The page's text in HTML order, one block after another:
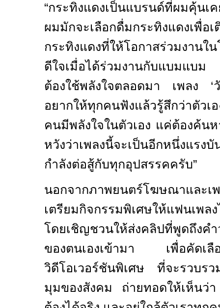
“กระทิงแดงเป็นแบรนด์ที่ผมคุ้นเ
ผมมักจะเลือกดื่มกระทิงแดงเพื่
กระทิงแดงที่ให้โอกาสร่วมงานใ
ดีใจเมื่อได้ร่วมงานกับแบมแบม
ต้องใช้พลังใจตลอดมา เพลง ‘
อยากให้ทุกคนฟังแล้วรู้สึกว่าตัว
คนมีพลังใจในตัวเอง แค่ต้องค้น
หวังว่าเพลงนี้จะเป็นอีกหนึ่งแรง
กำลังต่อสู้กับทุกอุปสรรคครับ”
นอกจากภาพยนตร์โฆษณาแล
เตรียมกิจกรรมพิเศษให้แฟนเพล
โดยเชิญชวนให้ส่งคลิปที่พูดถึง
ของตนเองเข้ามา เพื่อคัดเลือ
วิดีโอเวอร์ชันพิเศษ ที่จะรวบรว
มุมของสังคม ถ่ายทอดให้เห็นว่